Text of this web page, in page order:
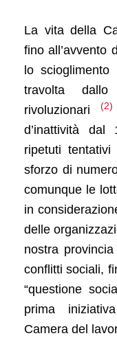
La vita della
fino all’avvento
lo
travolta
rivoluzionari
(2)
d’inattività
ripetuti
sforzo di
comunque le
in
delle
nostra
conflitti sociali,
“questione
prima
Camera del